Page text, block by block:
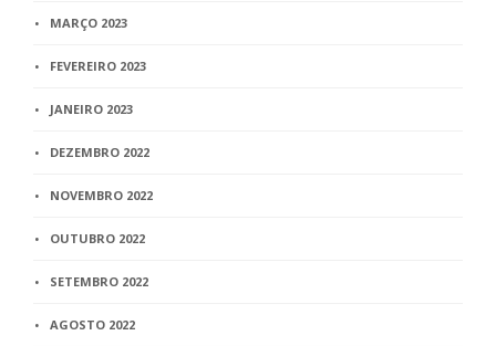
MARÇO 2023
FEVEREIRO 2023
JANEIRO 2023
DEZEMBRO 2022
NOVEMBRO 2022
OUTUBRO 2022
SETEMBRO 2022
AGOSTO 2022